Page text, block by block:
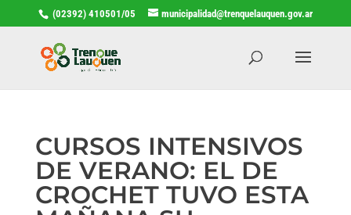
(02392) 410501/05 municipalidad@trenquelauquen.gov.ar
CURSOS INTENSIVOS
DE VERANO: EL DE
CROCHET TUVO ESTA